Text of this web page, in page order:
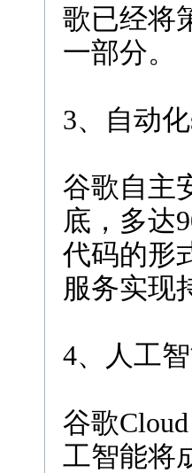
歌已经将
一部分。
3、自动
谷歌自主
底，多达
代码的形
服务实现
4、人工
谷歌
工智能将